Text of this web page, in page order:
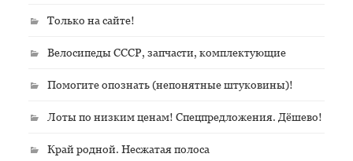
Только на сайте!
Велосипеды СССР, запчасти, комплектующие
Помогите опознать (непонятные штуковины)!
Лоты по низким ценам! Спецпредложения. Дёшево!
Край родной. Несжатая полоса